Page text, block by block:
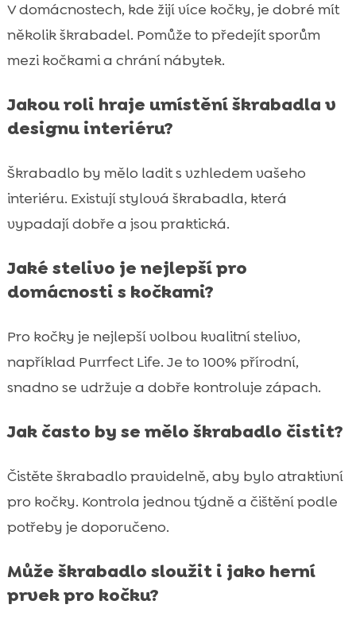
V domácnostech, kde žijí více kočky, je dobré mít
několik škrabadel. Pomůže to předejít sporům
mezi kočkami a chrání nábytek.
Jakou roli hraje umístění škrabadla v
designu interiéru?
Škrabadlo by mělo ladit s vzhledem vašeho
interiéru. Existují stylová škrabadla, která
vypadají dobře a jsou praktická.
Jaké stelivo je nejlepší pro
domácnosti s kočkami?
Pro kočky je nejlepší volbou kvalitní stelivo,
například Purrfect Life. Je to 100% přírodní,
snadno se udržuje a dobře kontroluje zápach.
Jak často by se mělo škrabadlo čistit?
Čistěte škrabadlo pravidelně, aby bylo atraktivní
pro kočky. Kontrola jednou týdně a čištění podle
potřeby je doporučeno.
Může škrabadlo sloužit i jako herní
prvek pro kočku?